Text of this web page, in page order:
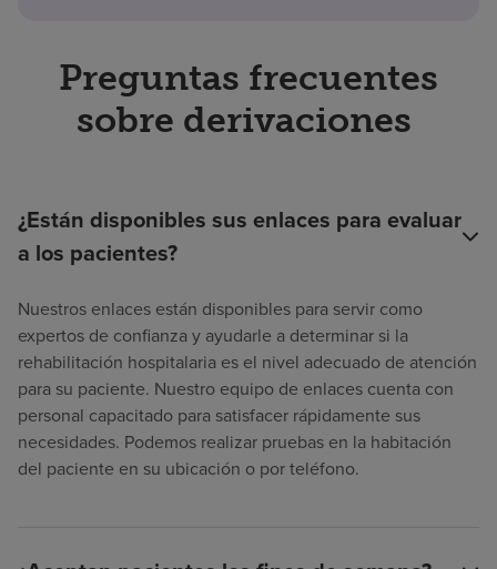
Preguntas frecuentes
sobre derivaciones
¿Están disponibles sus enlaces para evaluar
a los pacientes?
Nuestros enlaces están disponibles para servir como
expertos de confianza y ayudarle a determinar si la
rehabilitación hospitalaria es el nivel adecuado de atención
para su paciente. Nuestro equipo de enlaces cuenta con
personal capacitado para satisfacer rápidamente sus
necesidades. Podemos realizar pruebas en la habitación
del paciente en su ubicación o por teléfono.